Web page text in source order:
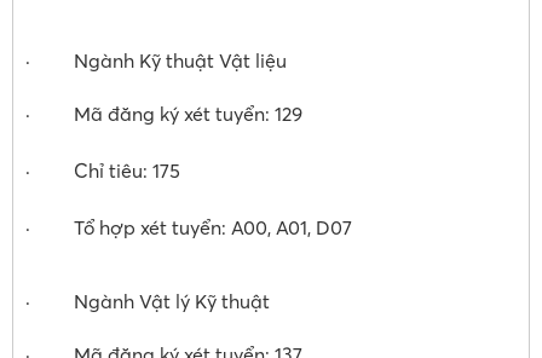
· Ngành Kỹ thuật Vật liệu
· Mã đăng ký xét tuyển: 129
· Chỉ tiêu: 175
· Tổ hợp xét tuyển: A00, A01, D07
· Ngành Vật lý Kỹ thuật